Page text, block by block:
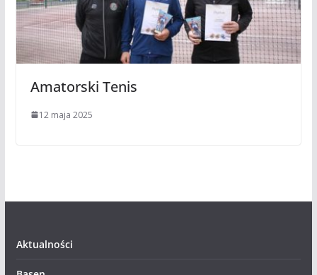
Amatorski Tenis
12 maja 2025
Aktualności